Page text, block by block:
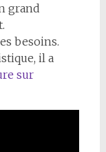
grand
besoins.
il a
sur